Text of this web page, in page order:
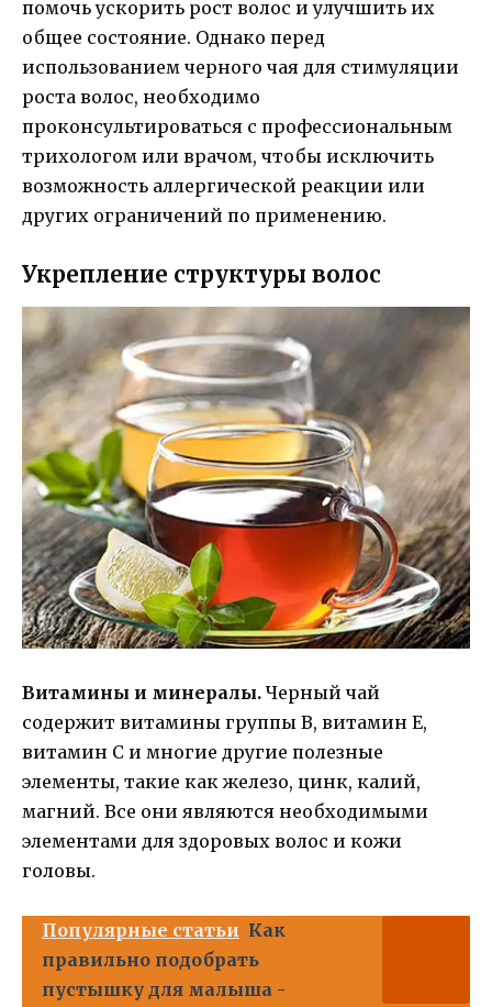
помочь ускорить рост волос и улучшить их
общее состояние. Однако перед
использованием черного чая для стимуляции
роста волос, необходимо
проконсультироваться с профессиональным
трихологом или врачом, чтобы исключить
возможность аллергической реакции или
других ограничений по применению.
Укрепление структуры волос
Витамины и минералы. Черный чай
содержит витамины группы В, витамин Е,
витамин С и многие другие полезные
элементы, такие как железо, цинк, калий,
магний. Все они являются необходимыми
элементами для здоровых волос и кожи
головы.
Популярные статьи Как
правильно подобрать
пустышку для малыша -